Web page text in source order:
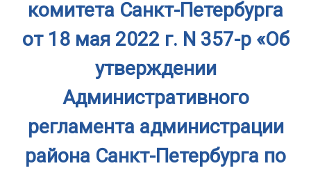
комитета Санкт-Петербурга
от 18 мая 2022 г. N 357-р «Об
утверждении
Административного
регламента администрации
района Санкт-Петербурга по